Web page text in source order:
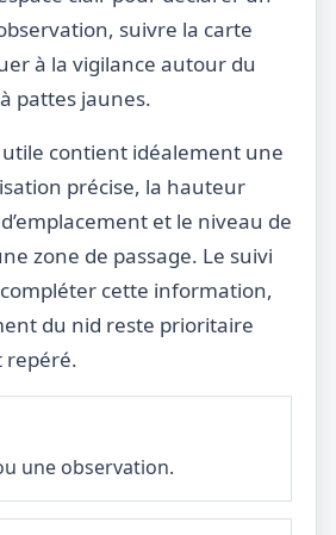
suivre la carte
à la vigilance autour du
pattes jaunes.
contient idéalement une
précise, la hauteur
et le niveau de
zone de passage. Le suivi
cette information,
du nid reste prioritaire
repéré.
une observation.